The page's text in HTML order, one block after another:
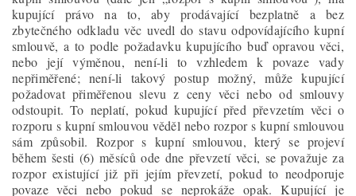
kupující právo na to, aby prodávající bezplatně a bez
zbytečného odkladu věc uvedl do stavu odpovídajícího kupní
smlouvě, a to podle požadavku kupujícího buď opravou věci,
nebo její výměnou, není-li to vzhledem k povaze vady
nepřiměřené; není-li takový postup možný, může kupující
požadovat přiměřenou slevu z ceny věci nebo od smlouvy
odstoupit. To neplatí, pokud kupující před převzetím věci o
rozporu s kupní smlouvou věděl nebo rozpor s kupní smlouvou
sám způsobil. Rozpor s kupní smlouvou, který se projeví
během šesti (6) měsíců ode dne převzetí věci, se považuje za
rozpor existující již při jejím převzetí, pokud to neodporuje
povaze věci nebo pokud se neprokáže opak. Kupující je